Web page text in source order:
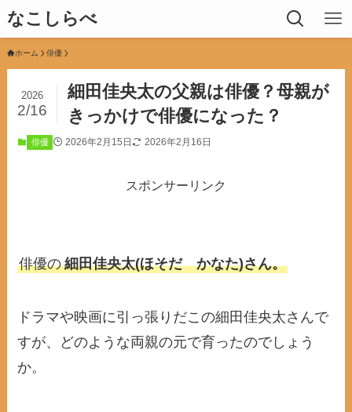
なこしらべ
ホーム 俳優
細田佳央太の父親は俳優？母親が
きっかけで俳優になった？
2026
2/16
俳優 2026年2月15日 2026年2月16日
スポンサーリンク
俳優の 細田佳央太(ほそだ かなた)さん。
ドラマや映画に引っ張りだこの細田佳央太さんで
すが、どのような両親の元で育ったのでしょう
か。